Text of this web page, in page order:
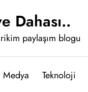
Dahası..
paylaşım blogu
Medya Teknoloji